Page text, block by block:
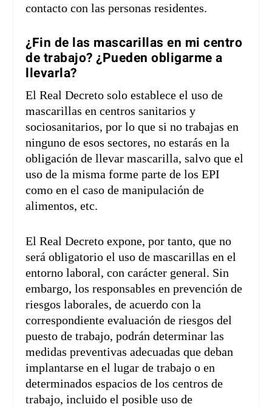
contacto con las personas residentes.
¿Fin de las mascarillas en mi centro
de trabajo? ¿Pueden obligarme a
llevarla?
El Real Decreto solo establece el uso de
mascarillas en centros sanitarios y
sociosanitarios, por lo que si no trabajas en
ninguno de esos sectores, no estarás en la
obligación de llevar mascarilla, salvo que el
uso de la misma forme parte de los EPI
como en el caso de manipulación de
alimentos, etc.
El Real Decreto expone, por tanto, que no
será obligatorio el uso de mascarillas en el
entorno laboral, con carácter general. Sin
embargo, los responsables en prevención de
riesgos laborales, de acuerdo con la
correspondiente evaluación de riesgos del
puesto de trabajo, podrán determinar las
medidas preventivas adecuadas que deban
implantarse en el lugar de trabajo o en
determinados espacios de los centros de
trabajo, incluido el posible uso de